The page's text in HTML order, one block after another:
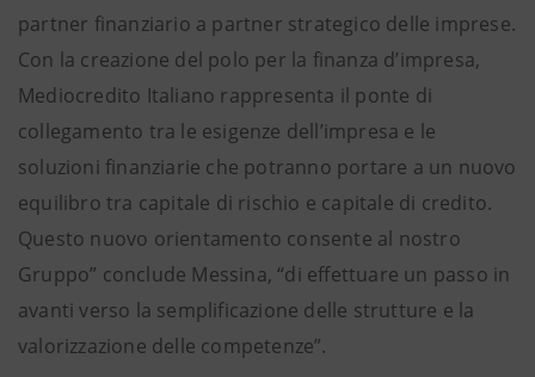
partner finanziario a partner strategico delle imprese.
Con la creazione del polo per la finanza d’impresa,
Mediocredito Italiano rappresenta il ponte di
collegamento tra le esigenze dell’impresa e le
soluzioni finanziarie che potranno portare a un nuovo
equilibro tra capitale di rischio e capitale di credito.
Questo nuovo orientamento consente al nostro
Gruppo” conclude Messina, “di effettuare un passo in
avanti verso la semplificazione delle strutture e la
valorizzazione delle competenze”.